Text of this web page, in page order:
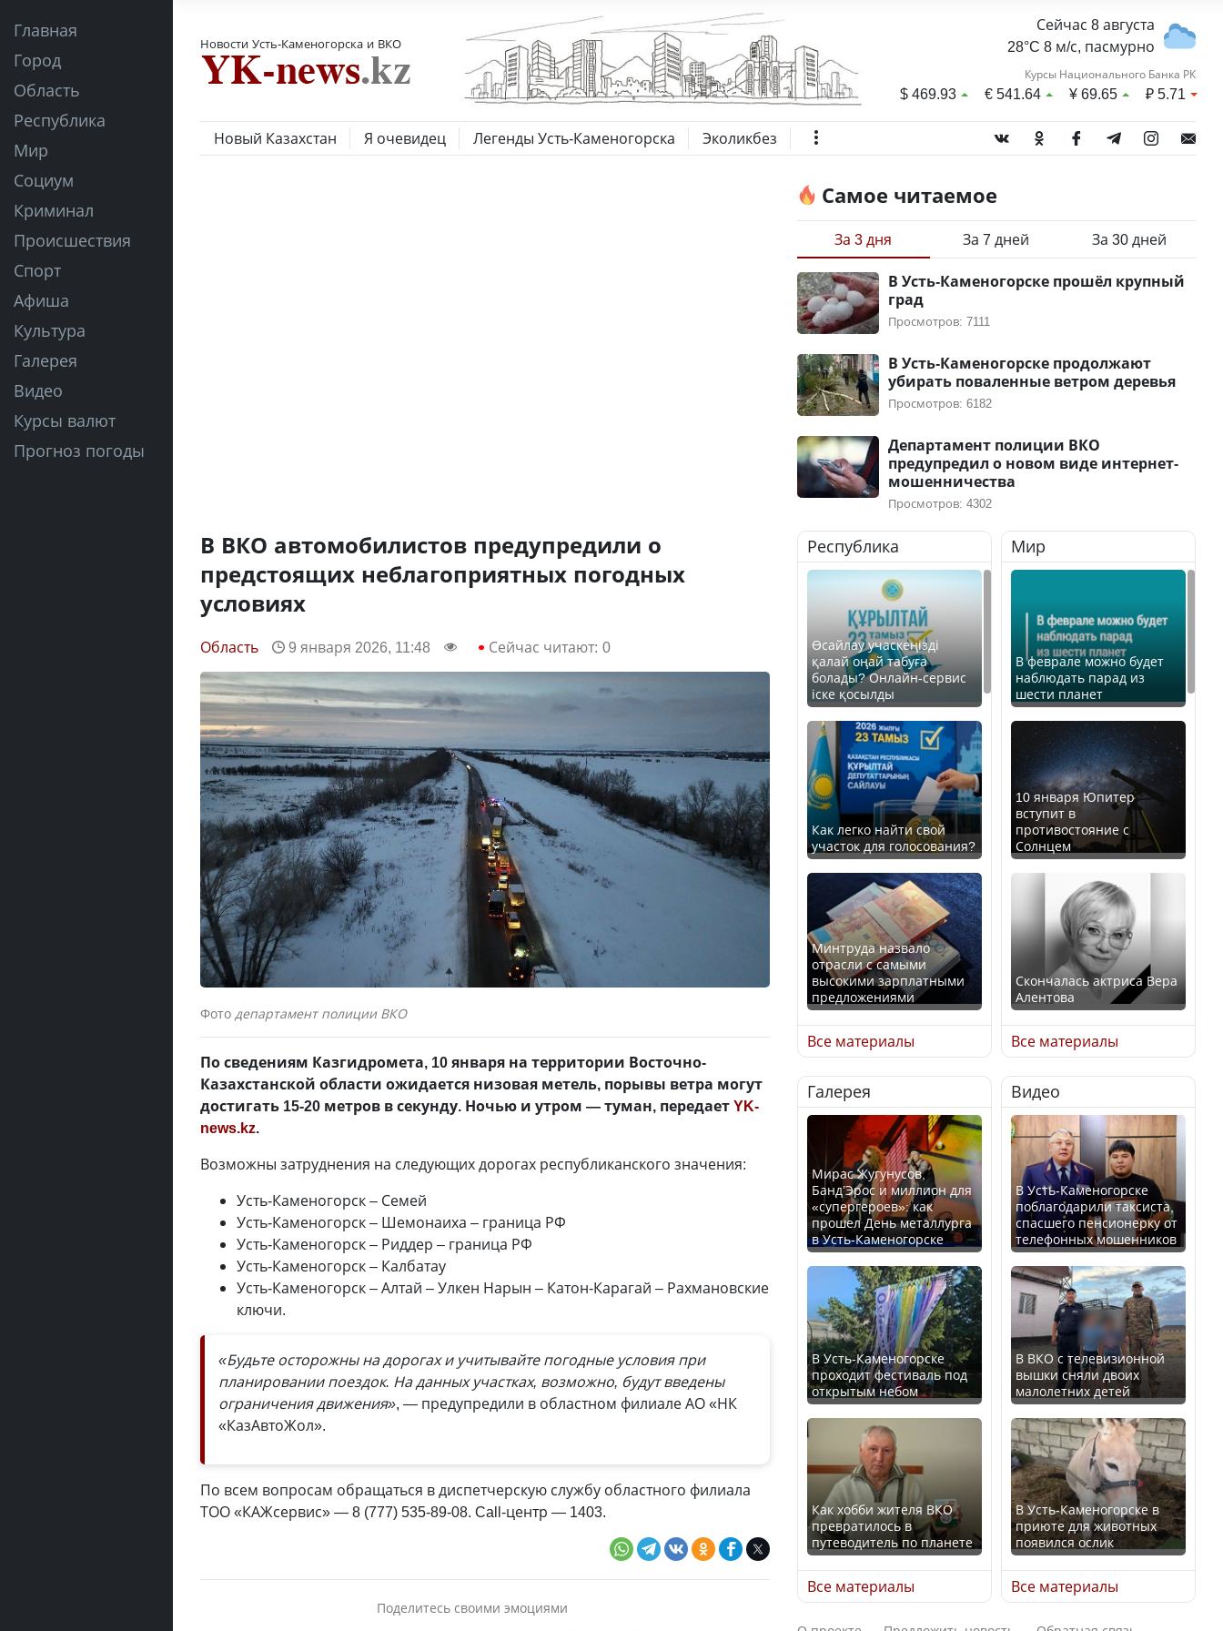
Главная
Город
Область
Республика
Мир
Социум
Криминал
Происшествия
Спорт
Афиша
Культура
Галерея
Видео
Курсы валют
Прогноз погоды
Новости Усть-Каменогорска и ВКО
Сейчас 8 августа
28°C 8 м/с, пасмурно
Курсы Национального Банка РК
$469.93 €541.64 ¥69.65 ₽5.71
Новый Казахстан Я очевидец Легенды Усть-Каменогорска Эколикбез
В ВКО автомобилистов предупредили о
предстоящих неблагоприятных погодных
условиях
Область 9 января 2026, 11:48 Сейчас читают: 0
Фото департамент полиции ВКО
По сведениям Казгидромета, 10 января на территории Восточно-
Казахстанской области ожидается низовая метель, порывы ветра могут
достигать 15-20 метров в секунду. Ночью и утром — туман, передаетYK-
news.kz.
Возможны затруднения на следующих дорогах республиканского значения:
Усть-Каменогорск – Семей
Усть-Каменогорск – Шемонаиха – граница РФ
Усть-Каменогорск – Риддер – граница РФ
Усть-Каменогорск – Калбатау
Усть-Каменогорск – Алтай – Улкен Нарын – Катон-Карагай – Рахмановские
ключи.
«Будьте осторожны на дорогах и учитывайте погодные условия при
планировании поездок. На данных участках, возможно, будут введены
ограничения движения», — предупредили в областном филиале АО «НК
«КазАвтоЖол».
По всем вопросам обращаться в диспетчерскую службу областного филиала
ТОО «КАЖсервис» — 8 (777) 535-89-08. Call-центр — 1403.
Поделитесь своими эмоциями
Самое читаемое
За 3 дня За 7 дней За 30 дней
В Усть-Каменогорске прошёл крупный
град
Просмотров: 7111
В Усть-Каменогорске продолжают
убирать поваленные ветром деревья
Просмотров: 6182
Департамент полиции ВКО
предупредил о новом виде интернет-
мошенничества
Просмотров: 4302
Республика
Өсайлау учаскеңізді
қалай оңай табуға
болады? Онлайн-сервис
іске қосылды
Как легко найти свой
участок для голосования?
Минтруда назвало
отрасли с самыми
высокими зарплатными
предложениями
Искусственный интеллект
официально включили в
школьную программу
Казахстана
В Казахстане стало
проще получить
направления на
медицинские
обследования
Қазақстан Орталық Азия
елдері арасында әл-ауқат
индексінде көш бастады
Казахстан возглавил
рейтинг благополучия
среди стран Центральной
Азии
Все материалы
Мир
В феврале можно будет
наблюдать парад из
шести планет
10 января Юпитер
вступит в
противостояние с
Солнцем
Скончалась актриса Вера
Алентова
В РФ вынесен заочный
приговор по уголовному
делу об убийстве Игоря
Талькова
В России введены
дополнительные
ограничения для
казахстанских прав
Трамп официально
вступил в должность
президента США
Луну признали объектом
культурного наследия,
находящегося под
угрозой исчезновения
Все материалы
Галерея
Мирас Жугунусов,
Банд’Эрос и миллион для
«супергероев»: как
прошел День металлурга
в Усть-Каменогорске
В Усть-Каменогорске
проходит фестиваль под
открытым небом
Как хобби жителя ВКО
превратилось в
путеводитель по планете
Все материалы
Видео
В Усть-Каменогорске
поблагодарили таксиста,
спасшего пенсионерку от
телефонных мошенников
В ВКО с телевизионной
вышки сняли двоих
малолетних детей
В Усть-Каменогорске в
приюте для животных
появился ослик
Все материалы